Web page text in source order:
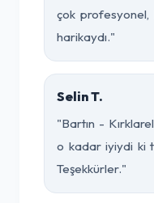
çok profesyonel,
harikaydı."
Selin T.
"Bartın -
o kadar iyiydi ki
Teşekkürler."